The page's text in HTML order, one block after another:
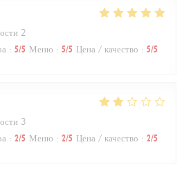
2
: 5/5 Меню : 5/5 Цена / качество : 5/5
3
: 2/5 Меню : 2/5 Цена / качество : 2/5